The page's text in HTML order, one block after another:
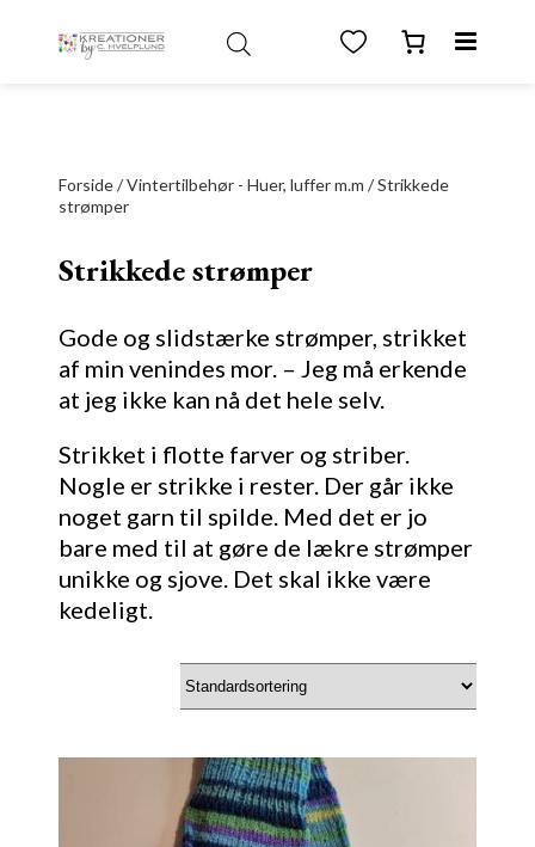
Forside/Vintertilbehør - Huer, luffer m.m / Strikkede
strømper
Strikkede strømper
Gode og slidstærke strømper, strikket
af min venindes mor. – Jeg må erkende
at jeg ikke kan nå det hele selv.
Strikket i flotte farver og striber.
Nogle er strikke i rester. Der går ikke
noget garn til spilde. Med det er jo
bare med til at gøre de lækre strømper
unikke og sjove. Det skal ikke være
kedeligt.